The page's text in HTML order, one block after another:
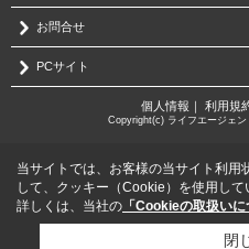
お問合せ
PCサイト
個人情報 ｜ 利用規
Copyright(c) ライフエージェ
当サイトでは、お客様の当サイト利用
して、クッキー（Cookie）を使用して
詳しくは、当社の 「Cookieの取扱いに
閉